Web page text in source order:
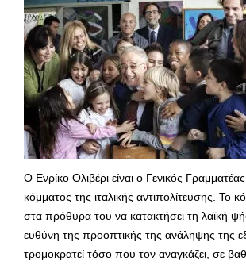
Ο Ενρίκο Ολιβέρι είναι ο Γενικός
κόμματος της ιταλικής αντιπολίτευσης. Το
στα πρόθυρα του να κατακτήσει τη λαϊκή
ευθύνη της προοπτικής της ανάληψης της
τρομοκρατεί τόσο που τον αναγκάζει, σε